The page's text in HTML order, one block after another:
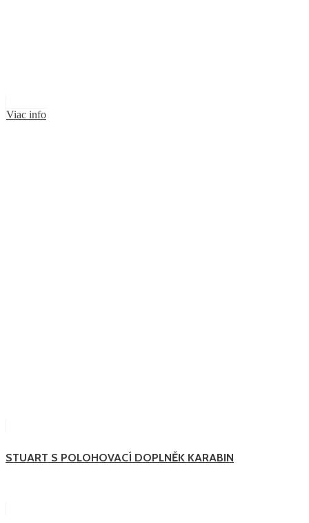
Viac info
STUART S POLOHOVACÍ DOPLNĚK KARABIN